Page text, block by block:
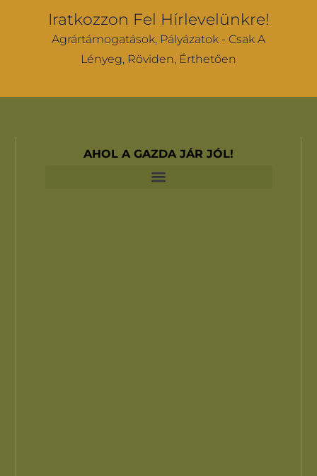
Iratkozzon Fel Hírlevelünkre!
Agrártámogatások, Pályázatok - Csak A
Lényeg, Röviden, Érthetően
AHOL A GAZDA JÁR JÓL!